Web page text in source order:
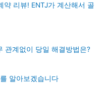
약 리뷰! ENTJ가 계산해서 골
관계없이 당일 해결방법은?
알아보겠습니다